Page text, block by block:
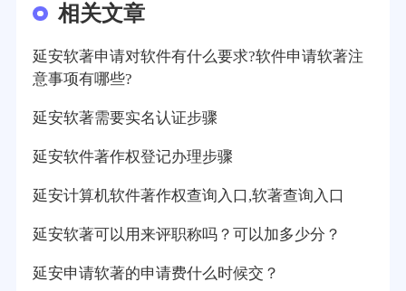
相关文章
延安软著申请对软件有什么要求?软件申请软著注
意事项有哪些?
延安软著需要实名认证步骤
延安软件著作权登记办理步骤
延安计算机软件著作权查询入口,软著查询入口
延安软著可以用来评职称吗？可以加多少分？
延安申请软著的申请费什么时候交？